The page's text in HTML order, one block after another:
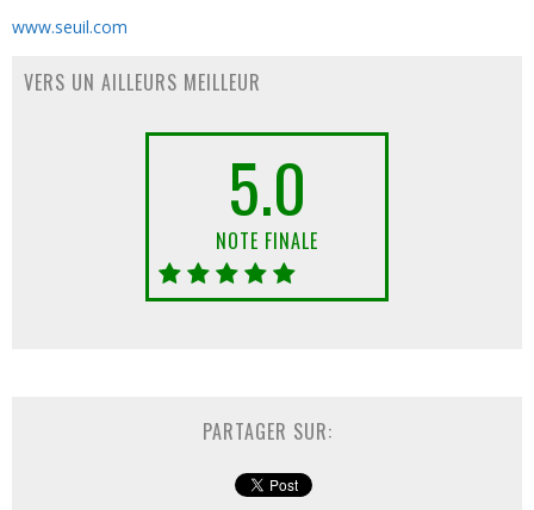
www.seuil.com
VERS UN AILLEURS MEILLEUR
5.0
NOTE FINALE
PARTAGER SUR: